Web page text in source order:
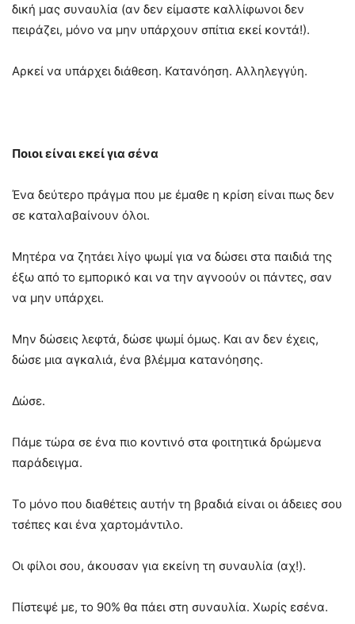
δική μας συναυλία (αν δεν είμαστε καλλίφωνοι δεν
πειράζει, μόνο να μην υπάρχουν σπίτια εκεί κοντά!).
Αρκεί να υπάρχει διάθεση. Κατανόηση. Αλληλεγγύη.
Ποιοι είναι εκεί για σένα
Ένα δεύτερο πράγμα που με έμαθε η κρίση είναι πως δεν
σε καταλαβαίνουν όλοι.
Μητέρα να ζητάει λίγο ψωμί για να δώσει στα παιδιά της
έξω από το εμπορικό και να την αγνοούν οι πάντες, σαν
να μην υπάρχει.
Μην δώσεις λεφτά, δώσε ψωμί όμως. Και αν δεν έχεις,
δώσε μια αγκαλιά, ένα βλέμμα κατανόησης.
Δώσε.
Πάμε τώρα σε ένα πιο κοντινό στα φοιτητικά δρώμενα
παράδειγμα.
Το μόνο που διαθέτεις αυτήν τη βραδιά είναι οι άδειες σου
τσέπες και ένα χαρτομάντιλο.
Οι φίλοι σου, άκουσαν για εκείνη τη συναυλία (αχ!).
Πίστεψέ με, το 90% θα πάει στη συναυλία. Χωρίς εσένα.